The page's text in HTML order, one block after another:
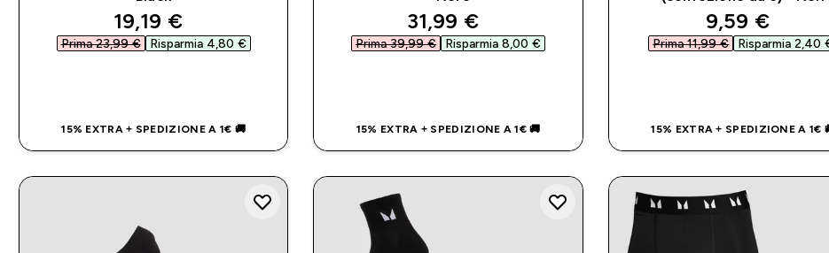
discounted price
19,19 €‎
Prima 23,99 €‎ Risparmia 4,80 €‎
15% EXTRA + SPEDIZIONE A 1€ 🚚
discounted price
31,99 €‎
Prima 39,99 €‎ Risparmia 8,00 €‎
15% EXTRA + SPEDIZIONE A 1€ 🚚
discounted
9,59 €‎
Prima 11,99 €‎ Risparmia 2,40
15% EXTRA + SPEDIZIONE A 1€